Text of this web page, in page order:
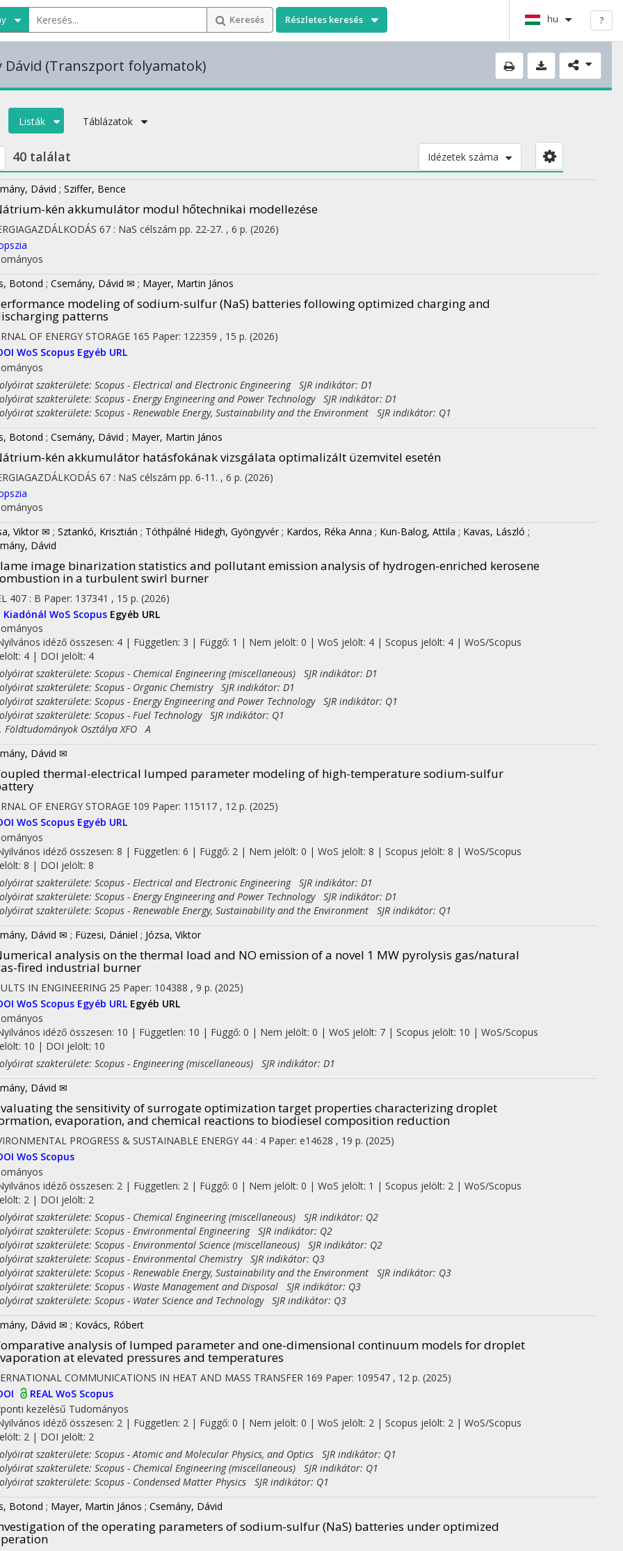
Keresés Részletes keresés hu ?
Dávid (Transzport folyamatok)
Listák Táblázatok
40 találat Idézetek száma
Dávid ; Sziffer, Bence
kén akkumulátor modul hőtechnikai modellezése
67 : NaS célszám pp. 22-27. , 6 p. (2026)
Botond ; Csemány, Dávid ✉ ; Mayer, Martin János
modeling of sodium-sulfur (NaS) batteries following optimized charging and
patterns
OF ENERGY STORAGE 165 Paper: 122359 , 15 p. (2026)
WoS Scopus Egyéb URL
szakterülete: Scopus - Electrical and Electronic Engineering SJR indikátor: D1
szakterülete: Scopus - Energy Engineering and Power Technology SJR indikátor: D1
szakterülete: Scopus - Renewable Energy, Sustainability and the Environment SJR indikátor: Q1
Botond ; Csemány, Dávid ; Mayer, Martin János
kén akkumulátor hatásfokának vizsgálata optimalizált üzemvitel esetén
67 : NaS célszám pp. 6-11. , 6 p. (2026)
Viktor ✉ ; Sztankó, Krisztián ; Tóthpálné Hidegh, Gyöngyvér ; Kardos, Réka Anna ; Kun-Balog, Attila ; Kavas, László ;
Dávid
image binarization statistics and pollutant emission analysis of hydrogen-enriched kerosene
in a turbulent swirl burner
407 : B Paper: 137341 , 15 p. (2026)
Kiadónál WoS Scopus Egyéb URL
idéző összesen: 4| Független: 3 | Függő: 1 | Nem jelölt: 0 | WoS jelölt: 4 | Scopus jelölt: 4 | WoS/Scopus
4 | DOI jelölt: 4
szakterülete: Scopus - Chemical Engineering (miscellaneous) SJR indikátor: D1
szakterülete: Scopus - Organic Chemistry SJR indikátor: D1
szakterülete: Scopus - Energy Engineering and Power Technology SJR indikátor: Q1
szakterülete: Scopus - Fuel Technology SJR indikátor: Q1
Osztálya XFO A
Dávid ✉
thermal-electrical lumped parameter modeling of high-temperature sodium-sulfur
OF ENERGY STORAGE 109 Paper: 115117 , 12 p. (2025)
WoS Scopus Egyéb URL
idéző összesen: 8 | Független: 6 | Függő: 2 | Nem jelölt: 0 | WoS jelölt: 8 | Scopus jelölt: 8 | WoS/Scopus
8 | DOI jelölt: 8
szakterülete: Scopus - Electrical and Electronic Engineering SJR indikátor: D1
szakterülete: Scopus - Energy Engineering and Power Technology SJR indikátor: D1
szakterülete: Scopus - Renewable Energy, Sustainability and the Environment SJR indikátor: Q1
Dávid ✉ ; Füzesi, Dániel ; Józsa, Viktor
analysis on the thermal load and NO emission of a novel 1 MW pyrolysis gas/natural
fired industrial burner
IN ENGINEERING 25 Paper: 104388 , 9 p. (2025)
WoS Scopus Egyéb URL Egyéb URL
idéző összesen: 10 | Független: 10 | Függő: 0 | Nem jelölt: 0 | WoS jelölt: 7 | Scopus jelölt: 10 | WoS/Scopus
10 | DOI jelölt: 10
szakterülete: Scopus - Engineering (miscellaneous) SJR indikátor: D1
Dávid ✉
the sensitivity of surrogate optimization target properties characterizing droplet
evaporation, and chemical reactions to biodiesel composition reduction
PROGRESS & SUSTAINABLE ENERGY 44 : 4 Paper: e14628 , 19 p. (2025)
WoS Scopus
idéző összesen: 2| Független: 2 | Függő: 0 | Nem jelölt: 0 | WoS jelölt: 1 | Scopus jelölt: 2 | WoS/Scopus
2 | DOI jelölt: 2
szakterülete: Scopus - Chemical Engineering (miscellaneous) SJR indikátor: Q2
szakterülete: Scopus - Environmental Engineering SJR indikátor: Q2
szakterülete: Scopus - Environmental Science (miscellaneous) SJR indikátor: Q2
szakterülete: Scopus - Environmental Chemistry SJR indikátor: Q3
szakterülete: Scopus - Renewable Energy, Sustainability and the Environment SJR indikátor: Q3
szakterülete: Scopus - Waste Management and Disposal SJR indikátor: Q3
szakterülete: Scopus - Water Science and Technology SJR indikátor: Q3
Dávid ✉ ; Kovács, Róbert
analysis of lumped parameter and one-dimensional continuum models for droplet
at elevated pressures and temperatures
COMMUNICATIONS IN HEAT AND MASS TRANSFER 169 Paper: 109547 , 12 p. (2025)
REAL WoS Scopus
kezelésű Tudományos
idéző összesen: 2 | Független: 2 | Függő: 0 | Nem jelölt: 0 | WoS jelölt: 2 | Scopus jelölt: 2 | WoS/Scopus
2 | DOI jelölt: 2
szakterülete: Scopus - Atomic and Molecular Physics, and Optics SJR indikátor: Q1
szakterülete: Scopus - Chemical Engineering (miscellaneous) SJR indikátor: Q1
szakterülete: Scopus - Condensed Matter Physics SJR indikátor: Q1
Botond ; Mayer, Martin János ; Csemány, Dávid
of the operating parameters of sodium-sulfur (NaS) batteries under optimized